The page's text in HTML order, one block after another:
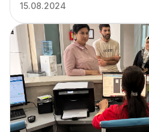
15.08.2024